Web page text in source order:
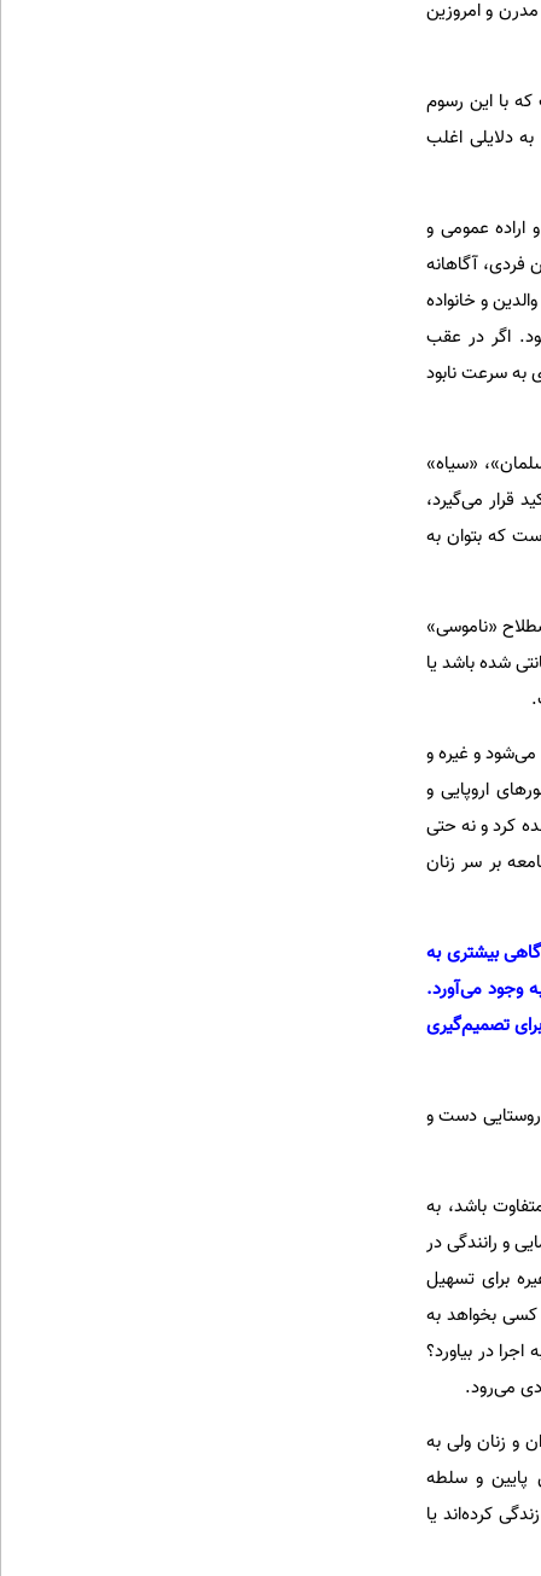
و امروزین
که با این رسوم
دلایلی اغلب
اراده عمومی و
آگاهانه
و خانواده
اگر در عقب
به سرعت نابود
«سیاه»
قرار می‌گیرد،
که بتوان به
«ناموسی»
شده باشد یا
و غیره و
اروپایی و
کرد و نه حتی
بر سر زنان
بیشتری به
وجود می‌آورد.
تصمیم‌گیری
دست و
باشد، به
و رانندگی در
برای تسهیل
بخواهد به
در بیاورد؟
می‌رود.
و زنان ولی به
پایین و سلطه
کرده‌اند یا